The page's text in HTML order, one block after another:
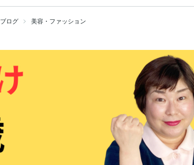
ブログ 美容・ファッション